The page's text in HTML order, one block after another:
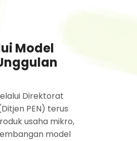
Model
Direktorat
PEN) terus
usaha mikro,
model